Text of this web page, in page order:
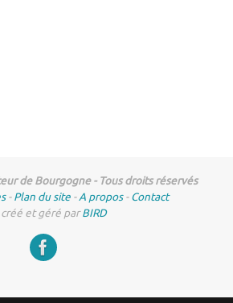
de Bourgogne - Tous droits réservés
-Plan du site -A propos-Contact
créé et géré parBIRD